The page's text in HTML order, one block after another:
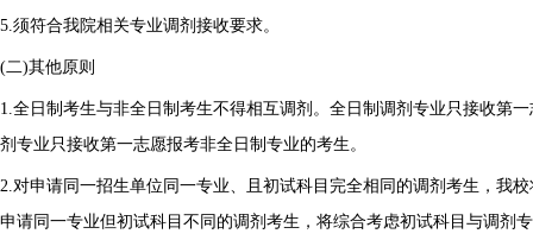
5.须符合我院相关专业调剂接收要求。
(二)其他原则
1.全日制考生与非全日制考生不得相互调剂。全日制调剂专业只接收第
剂专业只接收第一志愿报考非全日制专业的考生。
2.对申请同一招生单位同一专业、且初试科目完全相同的调剂考生，我
申请同一专业但初试科目不同的调剂考生，将综合考虑初试科目与调剂